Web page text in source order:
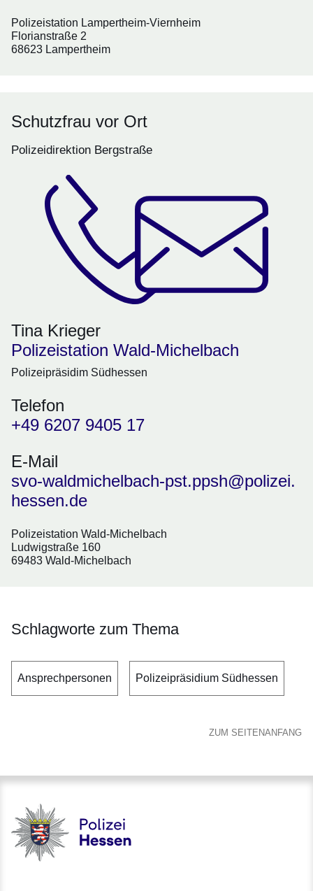
Polizeistation Lampertheim-Viernheim
Florianstraße 2
68623 Lampertheim
Schutzfrau vor Ort
Polizeidirektion Bergstraße
Tina Krieger
Polizeistation Wald-Michelbach
Polizeipräsidim Südhessen
Telefon
+49 6207 9405 17
E-Mail
svo-waldmichelbach-pst.ppsh@polizei.
hessen.de
Polizeistation Wald-Michelbach
Ludwigstraße 160
69483 Wald-Michelbach
Schlagworte zum Thema
Ansprechpersonen Polizeipräsidium Südhessen
ZUM SEITENANFANG
Polizei - Polizei.hessen.de